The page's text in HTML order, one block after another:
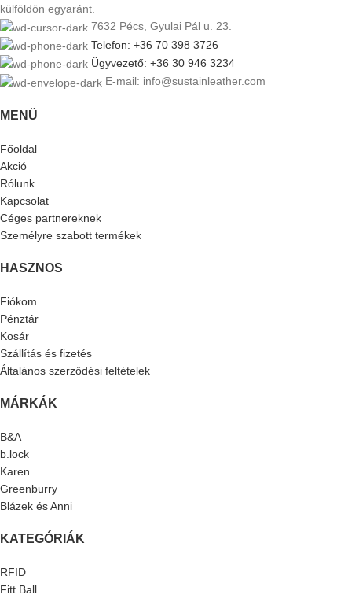
külföldön egyaránt.
7632 Pécs, Gyulai Pál u. 23.
Telefon: +36 70 398 3726
Ügyvezető: +36 30 946 3234
E-mail: info@sustainleather.com
MENÜ
Főoldal
Akció
Rólunk
Kapcsolat
Céges partnereknek
Személyre szabott termékek
HASZNOS
Fiókom
Pénztár
Kosár
Szállítás és fizetés
Általános szerződési feltételek
MÁRKÁK
B&A
b.lock
Karen
Greenburry
Blázek és Anni
KATEGÓRIÁK
RFID
Fitt Ball